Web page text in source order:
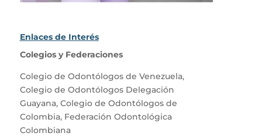
Enlaces de Interés
Colegios y Federaciones
Colegio de Odontólogos de Venezuela,
Colegio de Odontólogos Delegación
Guayana, Colegio de Odontólogos de
Colombia, Federación Odontológica
Colombiana